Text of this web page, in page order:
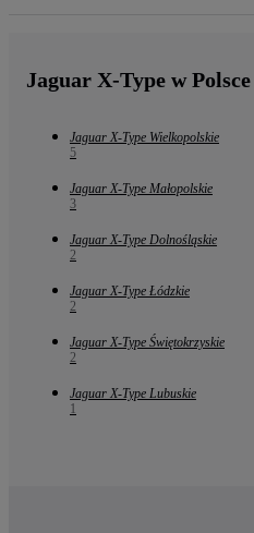
Jaguar X-Type w Polsce
Jaguar X-Type Wielkopolskie
5
Jaguar X-Type Małopolskie
3
Jaguar X-Type Dolnośląskie
2
Jaguar X-Type Łódzkie
2
Jaguar X-Type Świętokrzyskie
2
Jaguar X-Type Lubuskie
1